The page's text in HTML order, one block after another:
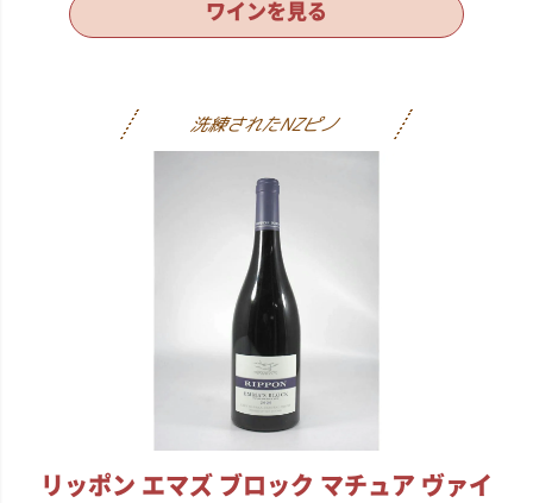
ワインを見る
リッポン エマズ ブロック マチュア ヴァイ